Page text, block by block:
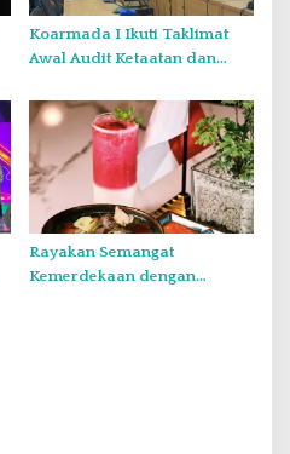
Koarmada I Ikuti Taklimat
Awal Audit Ketaatan dan
2026 Secara Vicon
Rayakan Semangat
Kemerdekaan dengan